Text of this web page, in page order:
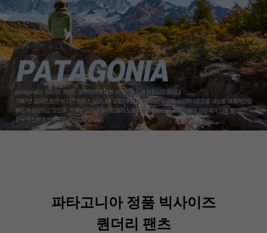
파타고니아 정품 빅사이즈
퀀더리 팬츠